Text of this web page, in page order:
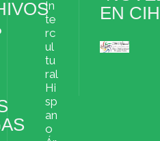
In
te
rc
ul
tu
ral
Hi
sp
an
o
EN